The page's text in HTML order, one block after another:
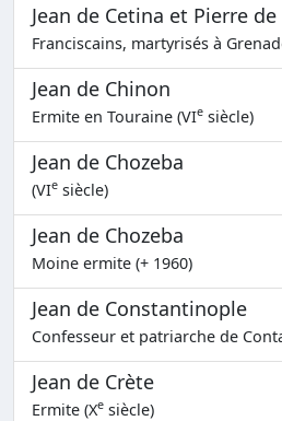
Jean de Cetina et Pierre
Franciscains, martyrisés à
Jean de Chinon
Ermite en Touraine (VIe siècle)
Jean de Chozeba
(VIe siècle)
Jean de Chozeba
Moine ermite (+ 1960)
Jean de Constantinople
Confesseur et patriarche de
Jean de Crète
Ermite (Xe siècle)